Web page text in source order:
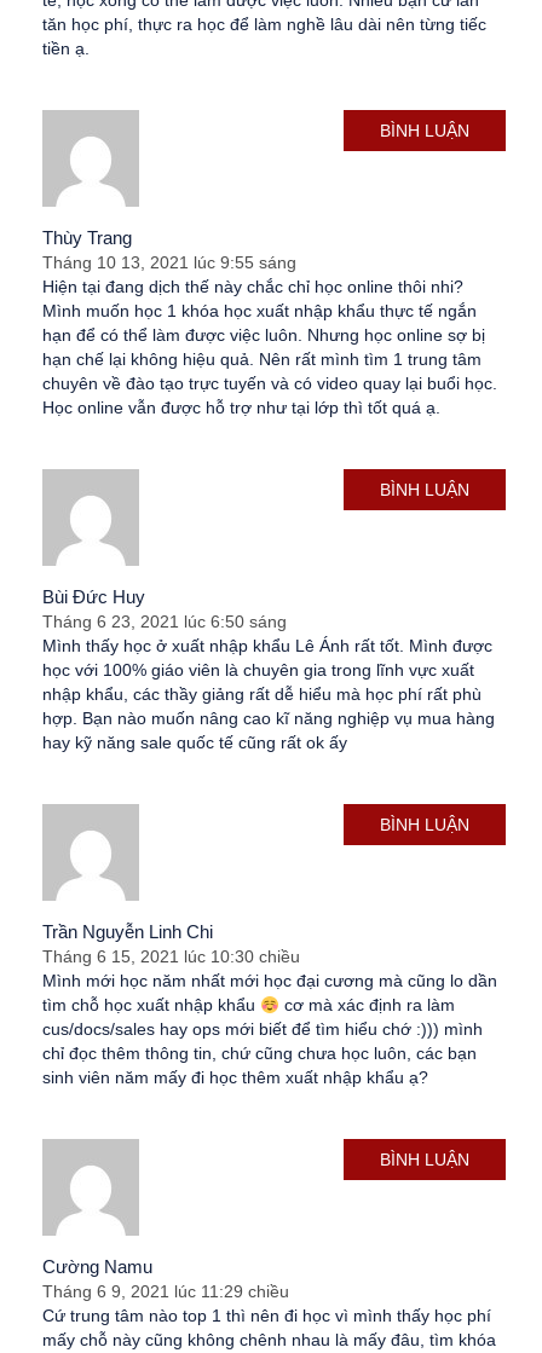
tăn học phí, thực ra học để làm nghề lâu dài nên từng tiếc
tiền ạ.
Thùy Trang
Tháng 10 13, 2021 lúc 9:55 sáng
Hiện tại đang dịch thế này chắc chỉ học online thôi nhi?
Mình muốn học 1 khóa học xuất nhập khẩu thực tế ngắn
hạn để có thể làm được việc luôn. Nhưng học online sợ bị
hạn chế lại không hiệu quả. Nên rất mình tìm 1 trung tâm
chuyên về đào tạo trực tuyến và có video quay lại buổi học.
Học online vẫn được hỗ trợ như tại lớp thì tốt quá ạ.
BÌNH LUẬN
Bùi Đức Huy
Tháng 6 23, 2021 lúc 6:50 sáng
Mình thấy học ở xuất nhập khẩu Lê Ánh rất tốt. Mình được
học với 100% giáo viên là chuyên gia trong lĩnh vực xuất
nhập khẩu, các thầy giảng rất dễ hiểu mà học phí rất phù
hợp. Bạn nào muốn nâng cao kĩ năng nghiệp vụ mua hàng
hay kỹ năng sale quốc tế cũng rất ok ấy
BÌNH LUẬN
Trần Nguyễn Linh Chi
Tháng 6 15, 2021 lúc 10:30 chiều
Mình mới học năm nhất mới học đại cương mà cũng lo dần
tìm chỗ học xuất nhập khẩu
cơ mà xác định ra làm
cus/docs/sales hay ops mới biết để tìm hiểu chớ :))) mình
chỉ đọc thêm thông tin, chứ cũng chưa học luôn, các bạn
sinh viên năm mấy đi học thêm xuất nhập khẩu ạ?
BÌNH LUẬN
Cường Namu
Tháng 6 9, 2021 lúc 11:29 chiều
Cứ trung tâm nào top 1 thì nên đi học vì mình thấy học phí
mấy chỗ này cũng không chênh nhau là mấy đâu, tìm khóa
BÌNH LUẬN